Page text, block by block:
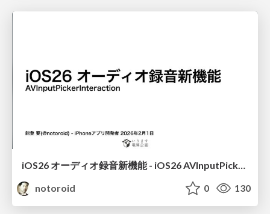
iOS26 オーディオ録音新機能 - iOS26 AVInputPickerInteraction
notoroid
0 130